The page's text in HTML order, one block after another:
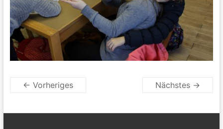
← Vorheriges Nächstes →